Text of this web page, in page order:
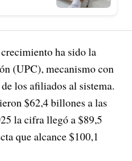
ha sido la
(UPC), mecanismo con
los afiliados al sistema.
$62,4 billones a las
la cifra llegó a $89,5
que alcance $100,1